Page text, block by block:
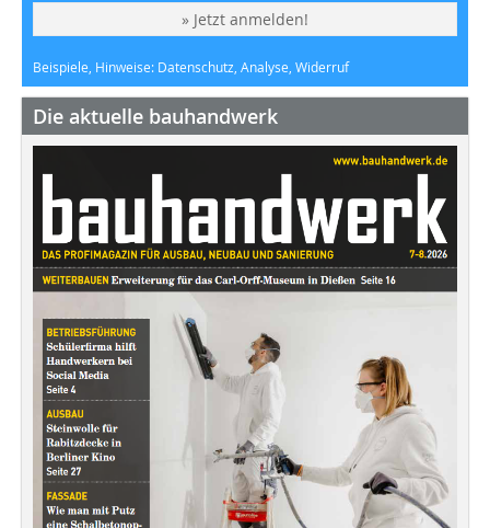
» Jetzt anmelden!
Beispiele, Hinweise: Datenschutz, Analyse, Widerruf
Die aktuelle bauhandwerk